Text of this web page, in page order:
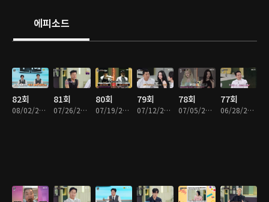
에피소드
82회
08/02/2026 • 1시간 32분
81회
07/26/2026 • 1시간 35분
80회
07/19/2026 • 1시간 35분
79회
07/12/2026 • 1시간 34분
78회
07/05/2026 • 1시간 34분
77회
06/28/2026 • 1시간 31분